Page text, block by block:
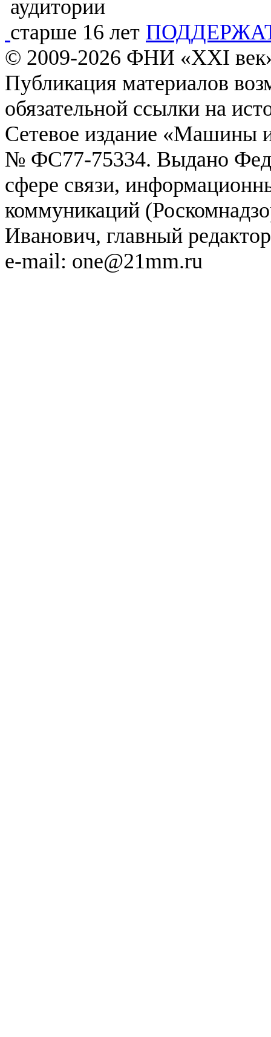
© 2009-2026 ФHИ «XXI
Публикация материалов
обязательной ссылки на
Сетевое издание «Машины
№ ФС77-75334. Выдано
сфере связи,
коммуникаций
Иванович, главный
e-mail: one@21mm.ru